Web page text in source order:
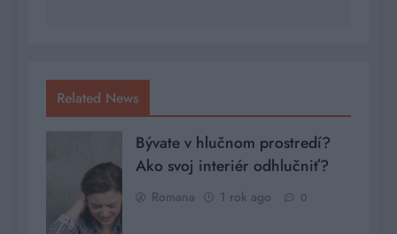
Related News
Bývate v hlučnom prostredí?
Ako svoj interiér odhlučniť?
Romana 1 rok ago 0